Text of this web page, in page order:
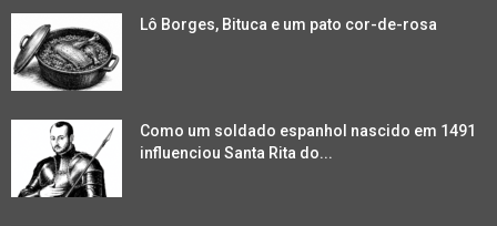
Lô Borges, Bituca e um pato cor-de-rosa
Como um soldado espanhol nascido em 1491
influenciou Santa Rita do...